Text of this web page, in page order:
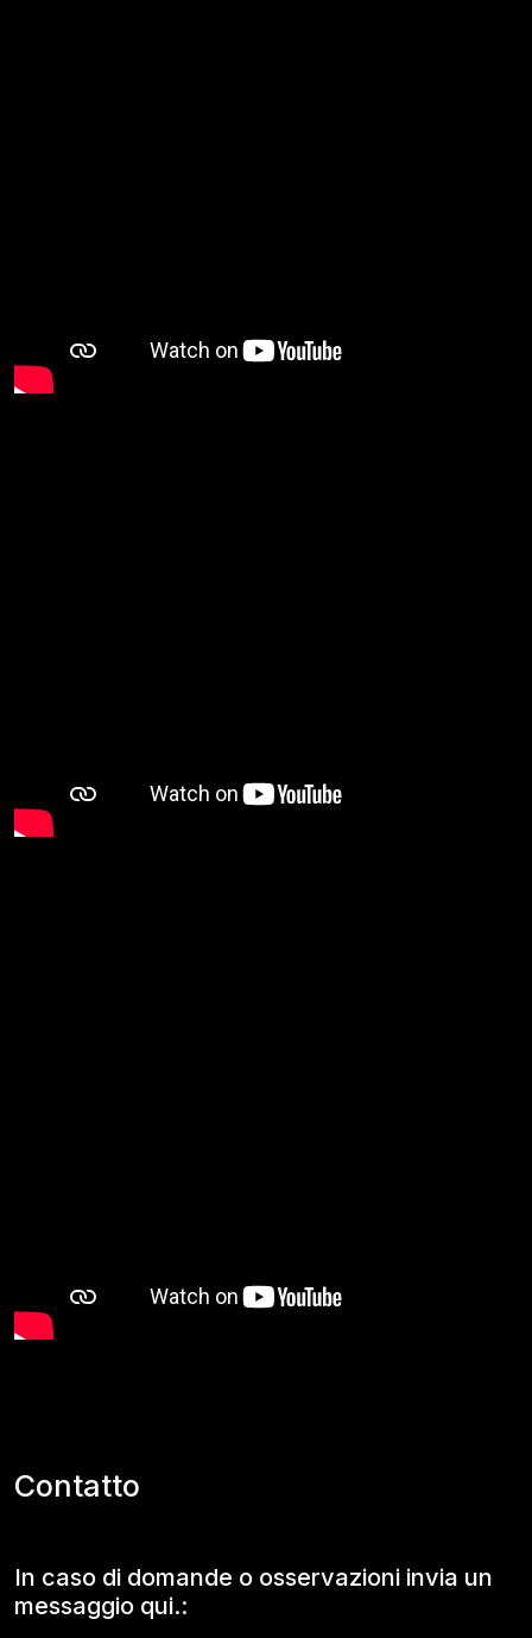
Contatto
In caso di domande o osservazioni invia un
messaggio qui.: